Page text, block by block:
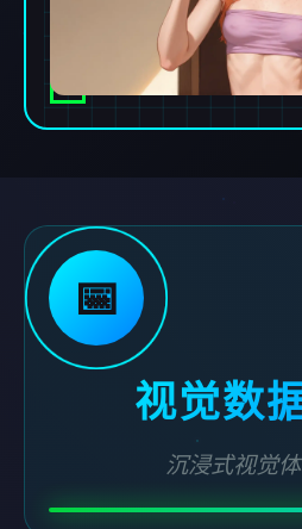
📅
视觉数
沉浸式视觉